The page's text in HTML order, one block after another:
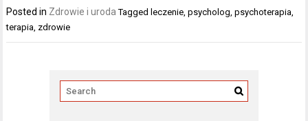
Posted in Zdrowie i uroda Tagged leczenie,psycholog,psychoterapia,
terapia, zdrowie